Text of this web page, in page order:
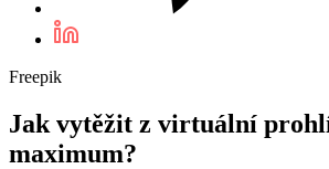
Freepik
Jak vytěžit z virtuální
maximum?